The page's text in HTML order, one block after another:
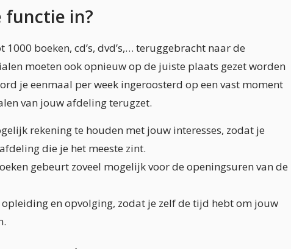
functie in?
1000 boeken, cd’s, dvd’s,… teruggebracht naar de
moeten ook opnieuw op de juiste plaats gezet worden
je eenmaal per week ingeroosterd op een vast moment
van jouw afdeling terugzet.
rekening te houden met jouw interesses, zodat je
die je het meeste zint.
gebeurt zoveel mogelijk voor de openingsuren van de
en opvolging, zodat je zelf de tijd hebt om jouw